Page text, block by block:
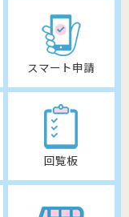
スマート申請
回覧板